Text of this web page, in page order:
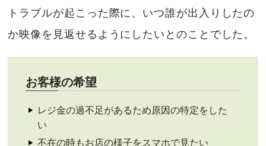
トラブルが起こった際に、いつ誰が出入りしたの
か映像を見返せるようにしたいとのことでした。
お客様の希望
レジ金の過不足があるため原因の特定をした
い
不在の時もお店の様子をスマホで見たい